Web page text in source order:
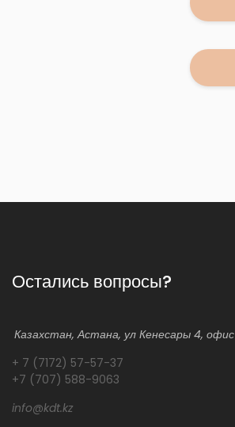
Остались вопросы?
Казахстан, Астана, ул Кенесары 4,
+ 7 (7172) 57-57-37
+7 (707) 588-9063
info@kdt.kz